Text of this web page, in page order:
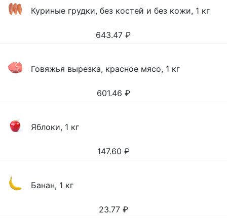
Куриные грудки, без костей и без кожи, 1 кг
643.47 ₽
Говяжья вырезка, красное мясо, 1 кг
601.46 ₽
Яблоки, 1 кг
147.60 ₽
Банан, 1 кг
23.77 ₽